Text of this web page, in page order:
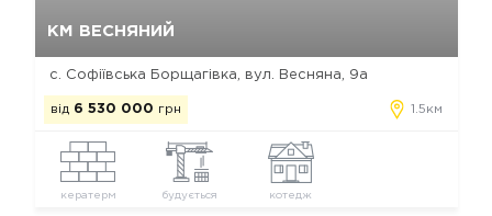
КМ ВЕСНЯНИЙ
с. Софіївська Борщагівка, вул. Весняна, 9а
від 6 530 000 грн 1.5км
кератерм будується котедж